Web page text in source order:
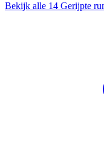
Bekijk alle 14 Gerijpte